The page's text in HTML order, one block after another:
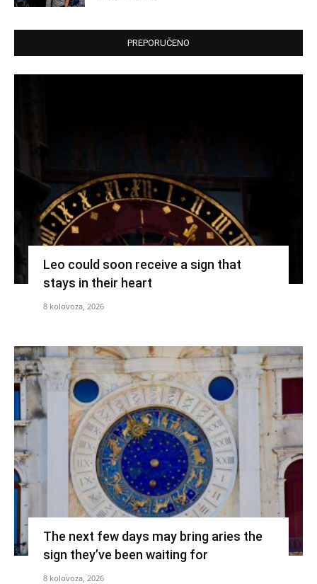
PREPORUČENO
Leo could soon receive a sign that
stays in their heart
8 kolovoza, 2026
The next few days may bring aries the
sign they’ve been waiting for
8 kolovoza, 2026